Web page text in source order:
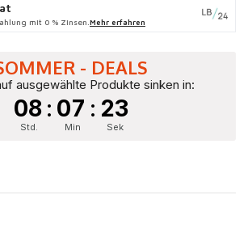
mit 0 % Zinsen. Mehr erfahren
- DEALS
ausgewählte Produkte sinken in:
08 : 07 : 22
Std. Min Sek